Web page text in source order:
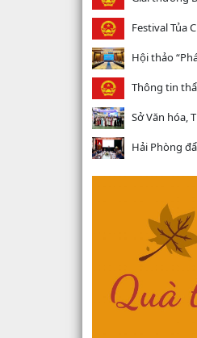
Festival Tủa
Hội thảo
Thông tin
Sở Văn hóa,
Hải Phòng